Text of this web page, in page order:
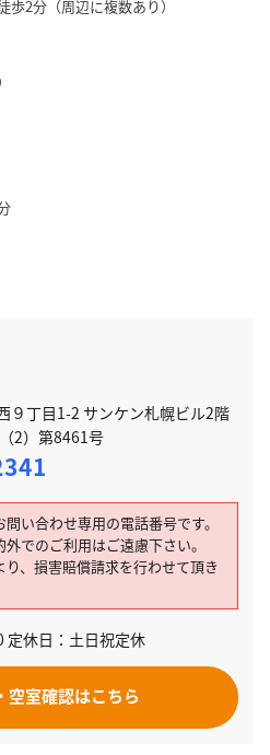
2分（周辺に複数あり）
９丁目1-2 サンケン札幌ビル2階
2）第8461号
い合わせ専用の電話番号です。
でのご利用はご遠慮下さい。
、損害賠償請求を行わせて頂き
定休日：土日祝定休
空室確認はこちら